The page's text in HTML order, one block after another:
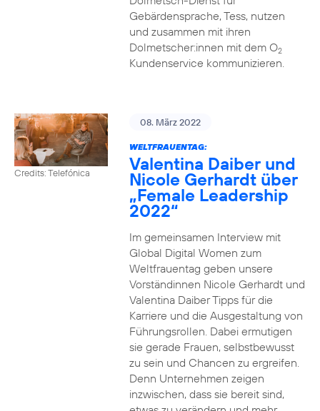
Gebärdensprache, Tess, nutzen
und zusammen mit ihren
Dolmetscher:innen mit dem O2
Kundenservice kommunizieren.
Credits: Telefónica
08. März 2022
WELTFRAUENTAG:
Valentina Daiber und
Nicole Gerhardt über
„Female Leadership
2022“
Im gemeinsamen Interview mit
Global Digital Women zum
Weltfrauentag geben unsere
Vorständinnen Nicole Gerhardt und
Valentina Daiber Tipps für die
Karriere und die Ausgestaltung von
Führungsrollen. Dabei ermutigen
sie gerade Frauen, selbstbewusst
zu sein und Chancen zu ergreifen.
Denn Unternehmen zeigen
inzwischen, dass sie bereit sind,